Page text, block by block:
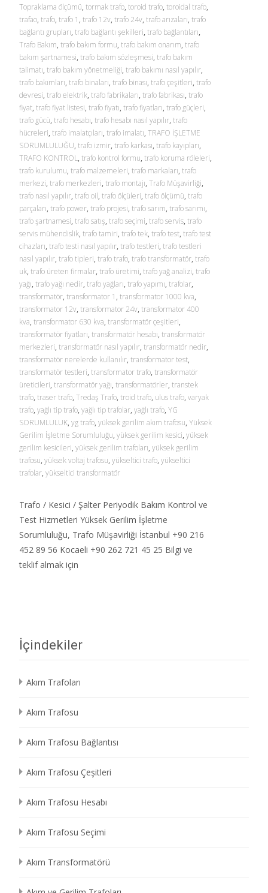
Topraklama ölçümü, tormak trafo, toroid trafo, toroidal trafo,
trafao, trafo, trafo 1 , trafo 12v, trafo 24v, trafo arızaları, trafo
bağlantı grupları, trafo bağlantı şekilleri, trafo bağlantıları,
Trafo Bakım, trafo bakım formu, trafo bakım onarım, trafo
bakım şartnamesi, trafo bakım sözleşmesi, trafo bakım
talimatı, trafo bakım yönetmeliği, trafo bakımı nasıl yapılır,
trafo bakımları, trafo binaları, trafo binası, trafo çeşitleri, trafo
devresi, trafo elektrik, trafo fabrikaları, trafo fabrikası, trafo
fiyat, trafo fiyat listesi, trafo fiyatı, trafo fiyatları, trafo güçleri,
trafo gücü, trafo hesabı, trafo hesabı nasıl yapılır, trafo
hücreleri, trafo imalatçıları, trafo imalatı, TRAFO İŞLETME
SORUMLULUĞU, trafo izmir, trafo karkası, trafo kayıpları,
TRAFO KONTROL, trafo kontrol formu, trafo koruma röleleri,
trafo kurulumu, trafo malzemeleri, trafo markaları, trafo
merkezi, trafo merkezleri, trafo montajı, Trafo Müşavirliği,
trafo nasıl yapılır, trafo oil, trafo ölçüleri, trafo ölçümü, trafo
parçaları, trafo power, trafo projesi, trafo sarım, trafo sarımı,
trafo şartnamesi, trafo satış, trafo seçimi, trafo servis, trafo
servis mühendislik, trafo tamiri, trafo tek, trafo test, trafo test
cihazları, trafo testi nasıl yapılır, trafo testleri, trafo testleri
nasıl yapılır, trafo tipleri, trafo trafo, trafo transformatör, trafo
uk, trafo üreten firmalar, trafo üretimi, trafo yağ analizi, trafo
yağı, trafo yağı nedir, trafo yağları, trafo yapımı, trafolar,
transformatör, transformator 1 , transformator 1000 kva,
transformator 12v, transformator 24v, transformator 400
kva, transformator 630 kva, transformatör çeşitleri,
transformatör fiyatları, transformatör hesabı, transformatör
merkezleri, transformatör nasıl yapılır, transformatör nedir,
transformatör nerelerde kullanılır, transformator test,
transformatör testleri, transformator trafo, transformatör
üreticileri, transformatör yağı, transformatörler, transtek
trafo, traser trafo, Tredaş Trafo, troid trafo, ulus trafo, varyak
trafo, yağlı tip trafo, yağlı tip trafolar, yağlı trafo, YG
SORUMLULUK, yg trafo, yüksek gerilim akım trafosu, Yüksek
Gerilim İşletme Sorumluluğu, yüksek gerilim kesici, yüksek
gerilim kesicileri, yüksek gerilim trafoları, yüksek gerilim
trafosu, yüksek voltaj trafosu, yükseltici trafo, yükseltici
trafolar, yükseltici transformatör
Trafo / Kesici / Şalter Periyodik Bakım Kontrol ve
Test Hizmetleri Yüksek Gerilim İşletme
Sorumluluğu, Trafo Müşavirliği İstanbul +90 216
452 89 56 Kocaeli +90 262 721 45 25 Bilgi ve
teklif almak için
İçindekiler
Akım Trafoları
Akım Trafosu
Akım Trafosu Bağlantısı
Akım Trafosu Çeşitleri
Akım Trafosu Hesabı
Akım Trafosu Seçimi
Akım Transformatörü